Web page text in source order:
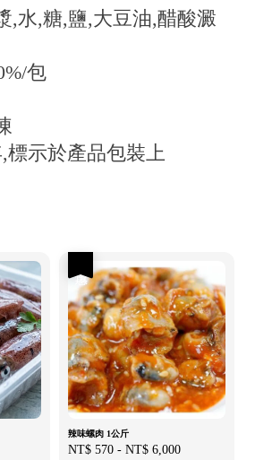
,水,糖,鹽,大豆油,醋酸澱
包
標示於產品包裝上
辣味螺肉 1公斤
Sale
NT$ 570 - NT$ 6,000